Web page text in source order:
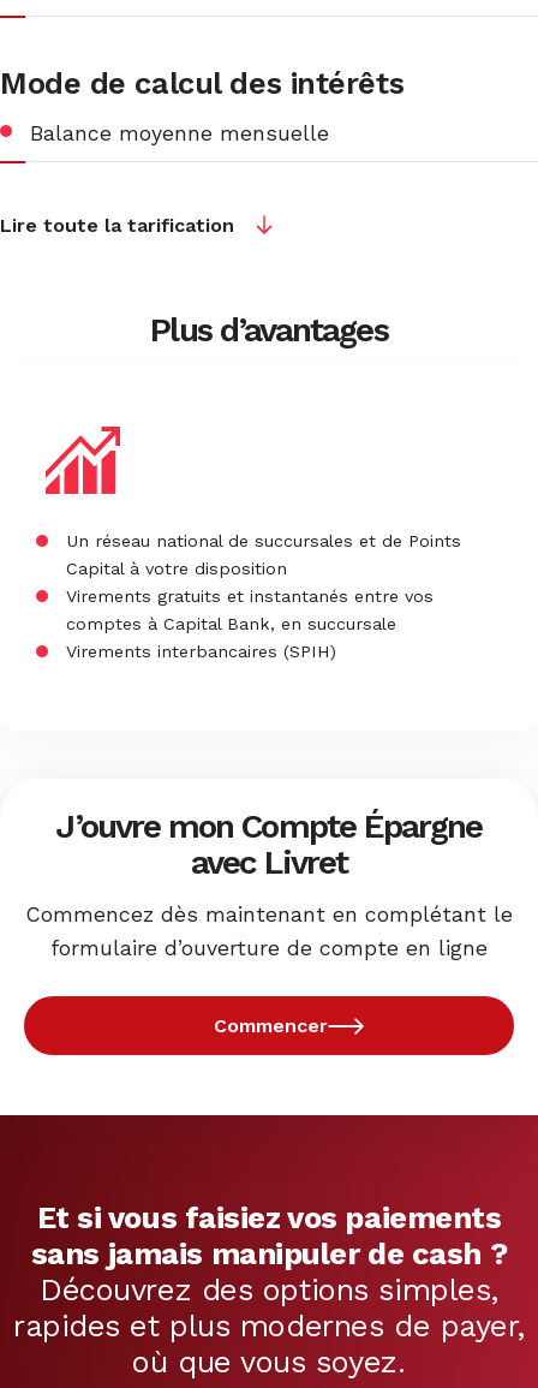
Mode de calcul des intérêts
Balance moyenne mensuelle
Lire toute la tarification
Plus d’avantages
Un réseau national de succursales et de Points
Capital à votre disposition
Virements gratuits et instantanés entre vos
comptes à Capital Bank, en succursale
Virements interbancaires (SPIH)
J’ouvre mon Compte Épargne
avec Livret
Commencez dès maintenant en complétant le
formulaire d’ouverture de compte en ligne
Commencer
Et si vous faisiez vos paiements
sans jamais manipuler de cash ?
Découvrez des options simples,
rapides et plus modernes de payer,
où que vous soyez.